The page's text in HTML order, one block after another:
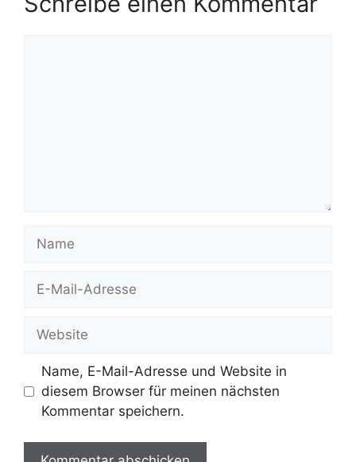
Name
Website
Name, E-Mail-Adresse und Website in
diesem Browser für meinen nächsten
Kommentar speichern.